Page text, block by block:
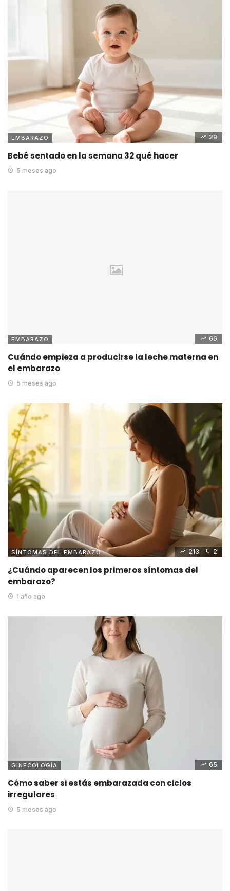
EMBARAZO 29
Bebé sentado en la semana 32 qué hacer
5 meses ago
EMBARAZO 66
Cuándo empieza a producirse la leche materna en
el embarazo
5 meses ago
SÍNTOMAS DEL EMBARAZO 213 2
¿Cuándo aparecen los primeros síntomas del
embarazo?
1 año ago
GINECOLOGÍA 65
Cómo saber si estás embarazada con ciclos
irregulares
5 meses ago